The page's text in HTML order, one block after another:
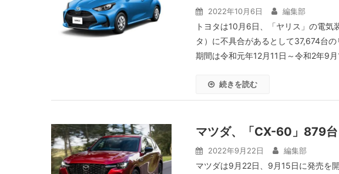
2022年10月6日 編集部
トヨタは10月6日、「ヤリス」の電
タ）に不具合があるとして37,674台
期間は令和元年12月11日～令和2年9
続きを読む
マツダ、「CX-60」879
2022年9月22日 編集部
マツダは9月22日、9月15日に発売